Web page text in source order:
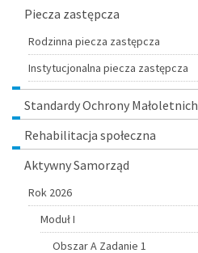
Piecza zastępcza
Rodzinna piecza zastępcza
Instytucjonalna piecza zastępcza
Standardy Ochrony Małoletnich
Rehabilitacja społeczna
Aktywny Samorząd
Rok 2026
Moduł I
Obszar A Zadanie 1